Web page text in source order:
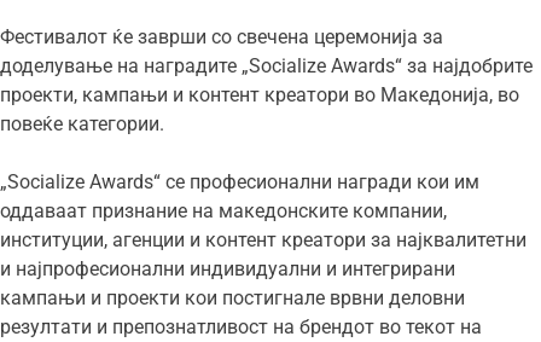
Фестивалот ќе заврши со свечена церемонија за
доделување на наградите „Socialize Awards“ за најдобрите
проекти, кампањи и контент креатори во Македонија, во
повеќе категории.
„Socialize Awards“ се професионални награди кои им
оддаваат признание на македонските компании,
институции, агенции и контент креатори за најквалитетни
и најпрофесионални индивидуални и интегрирани
кампањи и проекти кои постигнале врвни деловни
резултати и препознатливост на брендот во текот на